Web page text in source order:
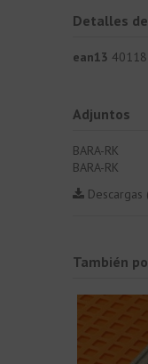
Detalles
ean13
Adjuntos
BARA-RK
BARA-RK
Descargas
También